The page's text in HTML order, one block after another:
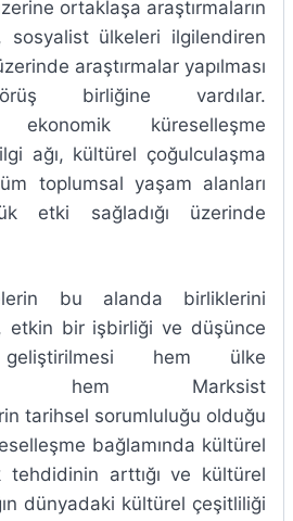
ortaklaşa araştırmaların
sosyalist ülkeleri ilgilendiren
araştırmalar yapılması
birliğine vardılar.
ekonomik küreselleşme
ağı, kültürel çoğulculaşma
toplumsal yaşam alanları
etki sağladığı üzerinde
bu alanda birliklerini
etkin bir işbirliği ve düşünce
geliştirilmesi hem ülke
hem Marksist
tarihsel sorumluluğu olduğu
bağlamında kültürel
tehdidinin arttığı ve kültürel
dünyadaki kültürel çeşitliliği